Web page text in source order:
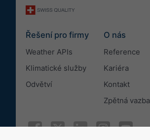
Řešení pro firmy
Weather APIs
Klimatické služby
Odvětví
O nás
Reference
Kariéra
Kontakt
Zpětná vazba